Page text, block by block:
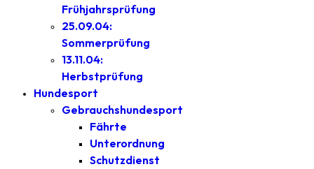
Frühjahrsprüfung
25.09.04:
Sommerprüfung
13.11.04:
Herbstprüfung
Hundesport
Gebrauchshundesport
Fährte
Unterordnung
Schutzdienst